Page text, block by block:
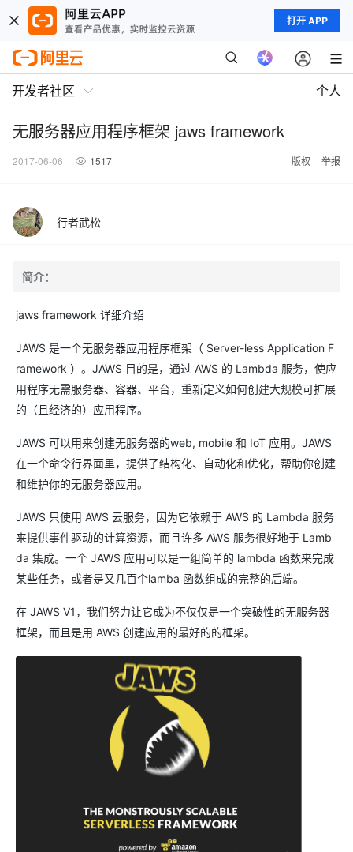
打开 APP
开发者社区 个人
无服务器应用程序框架 jaws framework
2017-06-06 1517 版权 举报
行者武松
简介：
jaws framework 详细介绍
JAWS 是一个无服务器应用程序框架（ Server-less Application F
ramework ）。JAWS 目的是，通过 AWS 的 Lambda 服务，使应
用程序无需服务器、容器、平台，重新定义如何创建大规模可扩展
的（且经济的）应用程序。
JAWS 可以用来创建无服务器的web, mobile 和 IoT 应用。JAWS
在一个命令行界面里，提供了结构化、自动化和优化，帮助你创建
和维护你的无服务器应用。
JAWS 只使用 AWS 云服务，因为它依赖于 AWS 的 Lambda 服务
来提供事件驱动的计算资源，而且许多 AWS 服务很好地于 Lamb
da 集成。一个 JAWS 应用可以是一组简单的 lambda 函数来完成
某些任务，或者是又几百个lamba 函数组成的完整的后端。
在 JAWS V1，我们努力让它成为不仅仅是一个突破性的无服务器
框架，而且是用 AWS 创建应用的最好的的框架。